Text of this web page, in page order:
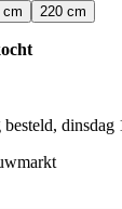
cm 220 cm
besteld, dinsdag